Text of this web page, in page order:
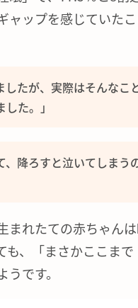
ャップを感じていた
したが、実際はそんなこ
た。」
、降ろすと泣いてしまう
まれたての赤ちゃん
、「まさかここまで
です。